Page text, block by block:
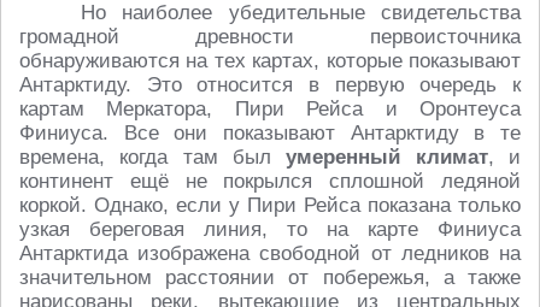
Но наиболее убедительные свидетельства
громадной древности первоисточника
обнаруживаются на тех картах, которые показывают
Антарктиду. Это относится в первую очередь к
картам Меркатора, Пири Рейса и Оронтеуса
Финиуса. Все они показывают Антарктиду в те
времена, когда там былумеренный климат, и
континент ещё не покрылся сплошной ледяной
коркой. Однако, если у Пири Рейса показана только
узкая береговая линия, то на карте Финиуса
Антарктида изображена свободной от ледников на
значительном расстоянии от побережья, а также
нарисованы реки, вытекающие из центральных